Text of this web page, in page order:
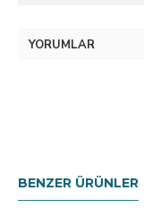
YORUMLAR
BENZER ÜRÜNLER